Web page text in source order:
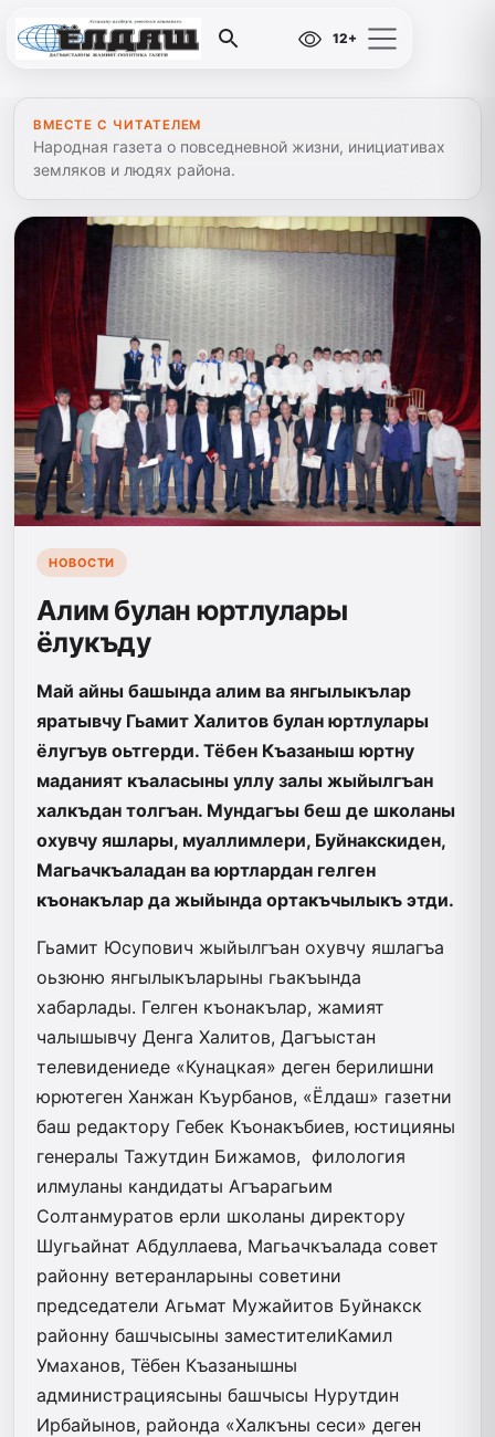
12+
ВМЕСТЕ С ЧИТАТЕЛЕМ
Народная газета о повседневной жизни, инициативах
земляков и людях района.
НОВОСТИ
Алим булан юртлулары
ёлукъду
Май айны башында алим ва янгылыкълар
яратывчу Гьамит Халитов булан юртлулары
ёлугъув оьтгерди. Тёбен Къазаныш юртну
маданият къаласыны уллу залы жыйылгъан
халкъдан толгъан. Мундагъы беш де школаны
охувчу яшлары, муаллимлери, Буйнакскиден,
Магьачкъаладан ва юртлардан гелген
къонакълар да жыйында ортакъчылыкъ этди.
Гьамит Юсупович жыйылгъан охувчу яшлагъа
оьзюню янгылыкъларыны гьакъында
хабарлады. Гелген къонакълар, жамият
чалышывчу Денга Халитов, Дагъыстан
телевидениеде «Кунацкая» деген берилишни
юрютеген Ханжан Къурбанов, «Ёлдаш» газетни
баш редактору Гебек Къонакъбиев, юстицияны
генералы Тажутдин Бижамов, филология
илмуланы кандидаты Агъа­рагьим
Солтанмуратов ерли школаны директору
Шугьайнат Абдуллаева, Магьачкъалада совет
районну ветеранларыны советини
председатели Агьмат Мужайитов Буйнакск
районну башчысыны заместителиКамил
Умаханов, Тёбен Къазанышны
администрациясыны башчысы Нурутдин
Ирбайынов, районда «Халкъны сеси» деген